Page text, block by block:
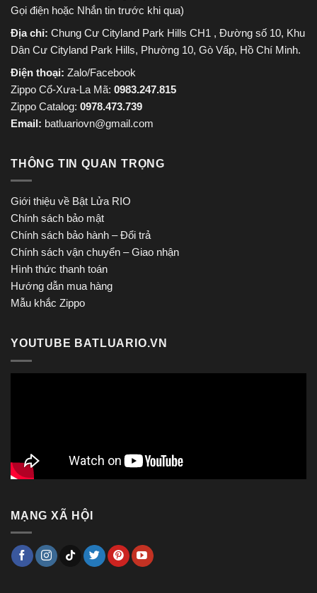
Gọi điện hoặc Nhắn tin trước khi qua)
Địa chỉ: Chung Cư Cityland Park Hills CH1 , Đường số 10, Khu
Dân Cư Cityland Park Hills, Phường 10, Gò Vấp, Hồ Chí Minh.
Điện thoại: Zalo/Facebook
Zippo Cổ-Xưa-La Mã: 0983.247.815
Zippo Catalog: 0978.473.739
Email: batluariovn@gmail.com
THÔNG TIN QUAN TRỌNG
Giới thiệu về Bật Lửa RIO
Chính sách bảo mật
Chính sách bảo hành – Đổi trả
Chính sách vận chuyển – Giao nhận
Hình thức thanh toán
Hướng dẫn mua hàng
Mẫu khắc Zippo
YOUTUBE BATLUARIO.VN
MẠNG XÃ HỘI